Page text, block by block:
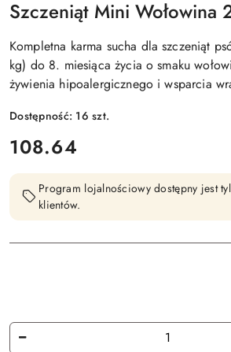
Szczeniąt Mini Wołowina
Kompletna karma sucha dla szczeniąt
kg) do 8. miesiąca życia o smaku
żywienia hipoalergicznego i wsparcia
Dostępność: 16szt.
cena:
108.64
Program lojalnościowy dostępny jest
klientów.
Ilość